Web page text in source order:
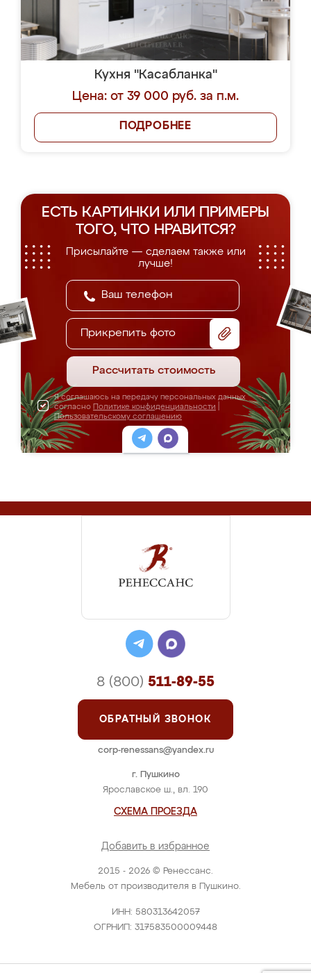
Кухня "Касабланка"
Цена: от 39 000 руб. за п.м.
ПОДРОБНЕЕ
ЕСТЬ КАРТИНКИ ИЛИ ПРИМЕРЫ
ТОГО, ЧТО НРАВИТСЯ?
Присылайте — сделаем также или
лучше!
Прикрепить фото
Рассчитать стоимость
Я соглашаюсь на передачу персональных данных
согласно Политике конфиденциальности
Пользовательскому соглашению
2015 - 2026 © Ренессанс.
Мебель от производителя в Пушкино.
ИНН: 580313642057
ОГРНИП: 317583500009448
г. Пушкино
Ярославское ш., вл. 190
СХЕМА ПРОЕЗДА
Добавить в избранное
8 (800) 511-89-55
ОБРАТНЫЙ ЗВОНОК
corp-renessans@yandex.ru